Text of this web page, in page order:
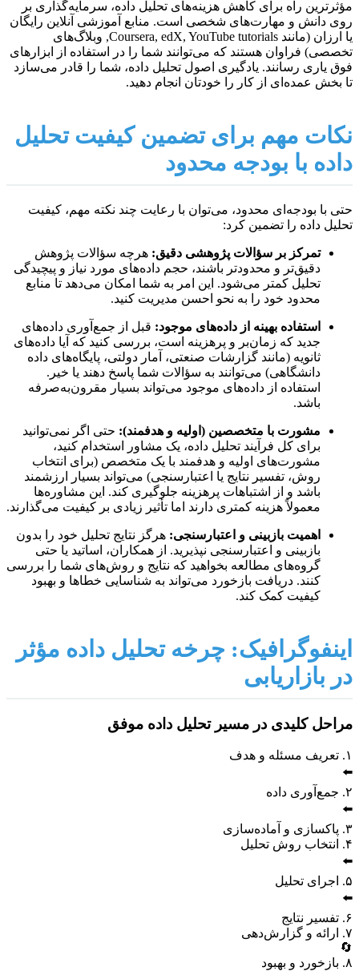
مؤثرترین راه برای کاهش هزینه‌های تحلیل داده، سرمایه‌گذاری بر
روی دانش و مهارت‌های شخصی است. منابع آموزشی آنلاین رایگان
یا ارزان (مانند Coursera, edX, YouTube tutorials, وبلاگ‌های
تخصصی) فراوان هستند که می‌توانند شما را در استفاده از ابزارهای
فوق یاری رسانند. یادگیری اصول تحلیل داده، شما را قادر می‌سازد
تا بخش عمده‌ای از کار را خودتان انجام دهید.
نکات مهم برای تضمین کیفیت تحلیل
داده با بودجه محدود
حتی با بودجه‌ای محدود، می‌توان با رعایت چند نکته مهم، کیفیت
تحلیل داده را تضمین کرد:
تمرکز بر سؤالات پژوهشی دقیق: هرچه سؤالات پژوهش
دقیق‌تر و محدودتر باشند، حجم داده‌های مورد نیاز و پیچیدگی
تحلیل کمتر می‌شود. این امر به شما امکان می‌دهد تا منابع
محدود خود را به نحو احسن مدیریت کنید.
استفاده بهینه از داده‌های موجود: قبل از جمع‌آوری داده‌های
جدید که زمان‌بر و پرهزینه است، بررسی کنید که آیا داده‌های
ثانویه (مانند گزارشات صنعتی، آمار دولتی، پایگاه‌های داده
دانشگاهی) می‌توانند به سؤالات شما پاسخ دهند یا خیر.
استفاده از داده‌های موجود می‌تواند بسیار مقرون‌به‌صرفه
باشد.
مشورت با متخصصین (اولیه و هدفمند): حتی اگر نمی‌توانید
برای کل فرآیند تحلیل داده، یک مشاور استخدام کنید،
مشورت‌های اولیه و هدفمند با یک متخصص (برای انتخاب
روش، تفسیر نتایج یا اعتبارسنجی) می‌تواند بسیار ارزشمند
باشد و از اشتباهات پرهزینه جلوگیری کند. این مشاوره‌ها
معمولاً هزینه کمتری دارند اما تأثیر زیادی بر کیفیت می‌گذارند.
اهمیت بازبینی و اعتبارسنجی: هرگز نتایج تحلیل خود را بدون
بازبینی و اعتبارسنجی نپذیرید. از همکاران، اساتید یا حتی
گروه‌های مطالعه بخواهید که نتایج و روش‌های شما را بررسی
کنند. دریافت بازخورد می‌تواند به شناسایی خطاها و بهبود
کیفیت کمک کند.
اینفوگرافیک: چرخه تحلیل داده مؤثر
در بازاریابی
مراحل کلیدی در مسیر تحلیل داده موفق
۱. تعریف مسئله و هدف
⬅️
۲. جمع‌آوری داده
⬅️
۳. پاکسازی و آماده‌سازی
۴. انتخاب روش تحلیل
⬅️
۵. اجرای تحلیل
⬅️
۶. تفسیر نتایج
۷. ارائه و گزارش‌دهی
🔄
۸. بازخورد و بهبود